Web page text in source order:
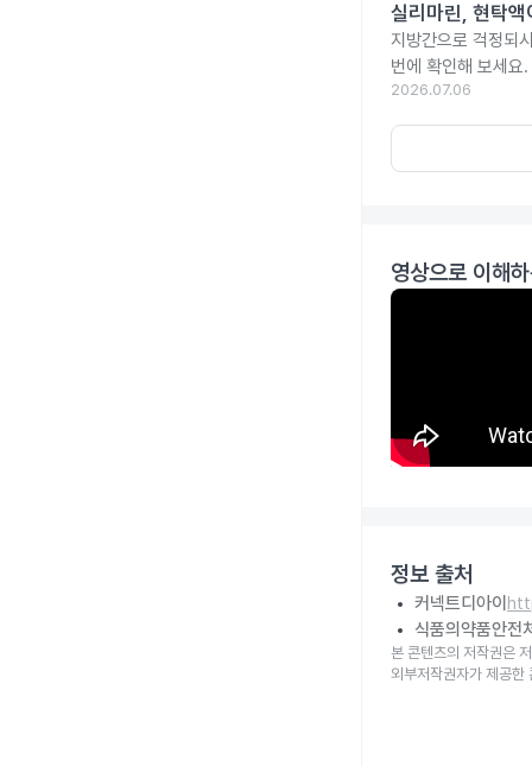
실리마린, 현탁
지방간으로 걱정되
번에 확인해 보세요.
2026.07.06
영상으로 이해
정보 출처
커넥트디아이
식품의약품안전
본 콘텐츠의 저작권은
외부저작권자가 제공한